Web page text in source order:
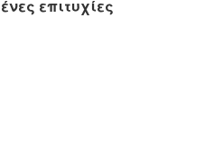
επιτυχίες